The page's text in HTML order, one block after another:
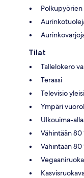
Tilat
Tallelokero
Terassi
Televisio
Ympäri
Ulkouima-
Vähintään
Vähintään 80